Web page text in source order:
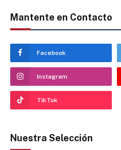
Mantente en Contacto
Facebook
Instagram
TikTok
Nuestra Selección